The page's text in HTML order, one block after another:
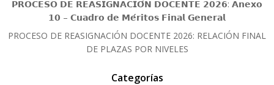
𝗣𝗥𝗢𝗖𝗘𝗦𝗢 𝗗𝗘 𝗥𝗘𝗔𝗦𝗜𝗚𝗡𝗔𝗖𝗜𝗢́𝗡 𝗗𝗢𝗖𝗘𝗡𝗧𝗘 𝟮𝟬𝟮𝟲: 𝗔𝗻𝗲𝘅𝗼
𝟭𝟬 – 𝗖𝘂𝗮𝗱𝗿𝗼 𝗱𝗲 𝗠𝗲́𝗿𝗶𝘁𝗼𝘀 𝗙𝗶𝗻𝗮𝗹 𝗚𝗲𝗻𝗲𝗿𝗮𝗹
PROCESO DE REASIGNACIÓN DOCENTE 2026: RELACIÓN FINAL
DE PLAZAS POR NIVELES
Categorías